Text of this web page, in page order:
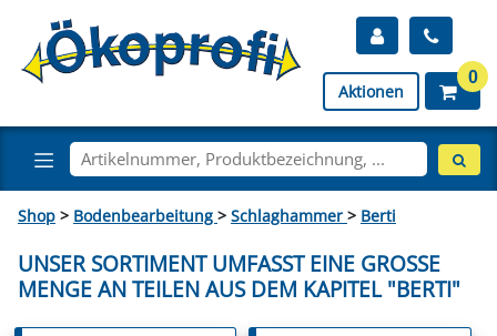
Aktionen
0
Shop > Bodenbearbeitung > Schlaghammer > Berti
UNSER SORTIMENT UMFASST EINE GROSSE M
ENGE AN TEILEN AUS DEM KAPITEL "BERTI"